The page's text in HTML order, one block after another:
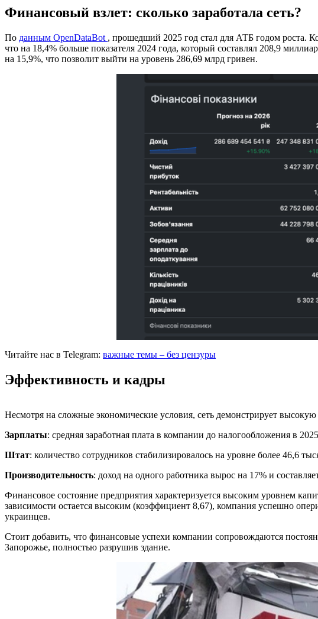
Финансовый взлет: сколько заработала сеть?
По данным OpenDataBot , прошедший 2025 год стал для АТБ годом роста.
что на 18,4% больше показателя 2024 года, который составлял 208,9
на 15,9%, что позволит выйти на уровень 286,69 млрд гривен.
Читайте нас в Telegram: важные темы – без цензуры
Эффективность и кадры
Несмотря на сложные экономические условия, сеть демонстрирует
Зарплаты: средняя заработная плата в компании до налогообложения в
Штат: количество сотрудников стабилизировалось на уровне более 46,6
Производительность: доход на одного работника вырос на 17% и
Финансовое состояние предприятия характеризуется высоким уровнем
зависимости остается высоким (коэффициент 8,67), компания успешно
украинцев.
Стоит добавить, что финансовые успехи компании сопровождаются
Запорожье, полностью разрушив здание.